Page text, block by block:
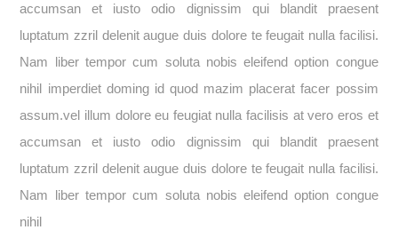
accumsan et iusto odio dignissim qui blandit praesent
luptatum zzril delenit augue duis dolore te feugait nulla facilisi.
Nam liber tempor cum soluta nobis eleifend option congue
nihil imperdiet doming id quod mazim placerat facer possim
assum.vel illum dolore eu feugiat nulla facilisis at vero eros et
accumsan et iusto odio dignissim qui blandit praesent
luptatum zzril delenit augue duis dolore te feugait nulla facilisi.
Nam liber tempor cum soluta nobis eleifend option congue
nihil